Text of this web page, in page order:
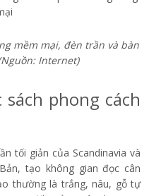
mềm mại, đèn trần và bàn
Internet)
phong cách
tối giản của Scandinavia và
tạo không gian đọc cân
thường là trắng, nâu, gỗ tự